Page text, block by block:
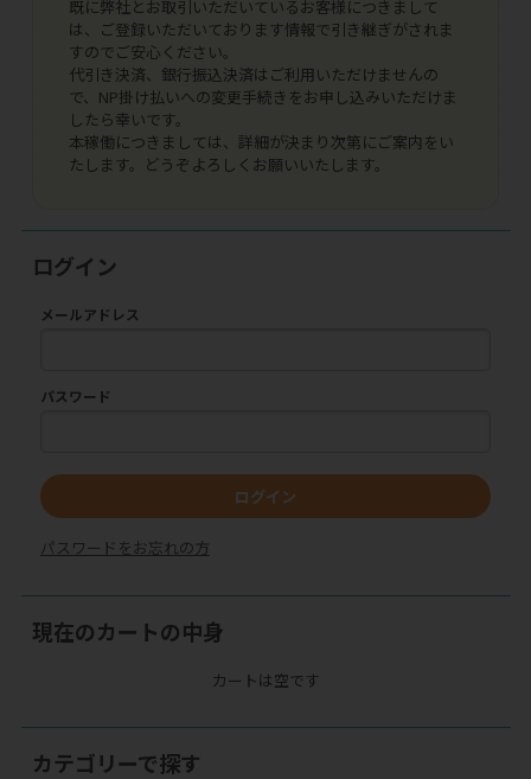
既に弊社とお取引いただいているお客様につきまして
は、ご登録いただいております情報で引き継ぎがされま
すのでご安心ください。
代引き決済、銀行振込決済はご利用いただけませんの
で、NP掛け払いへの変更手続きをお申し込みいただけま
したら幸いです。
本稼働につきましては、詳細が決まり次第にご案内をい
たします。どうぞよろしくお願いいたします。
ログイン
メールアドレス
パスワード
ログイン
パスワードをお忘れの方
現在のカートの中身
カートは空です
カテゴリーで探す